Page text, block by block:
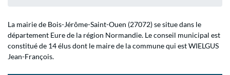
La mairie de Bois-Jérôme-Saint-Ouen (27072) se situe dans le
département Eure de la région Normandie. Le conseil municipal est
constitué de 14 élus dont le maire de la commune qui est WIELGUS
Jean-François.